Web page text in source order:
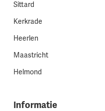
Sittard
Kerkrade
Heerlen
Maastricht
Helmond
Informatie